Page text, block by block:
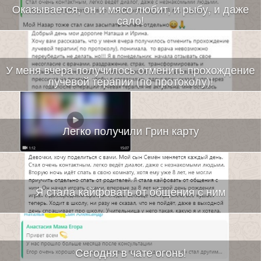
Оказывается, он и мясо любит, и рыбу, и даже
сало!
У меня вчера получилось отменить прохождение
лучевой терапии (по протоколу)!
Легко получили Грин карту
Я стала кайфовать от общения с ним
Сегодня в чате огонь!